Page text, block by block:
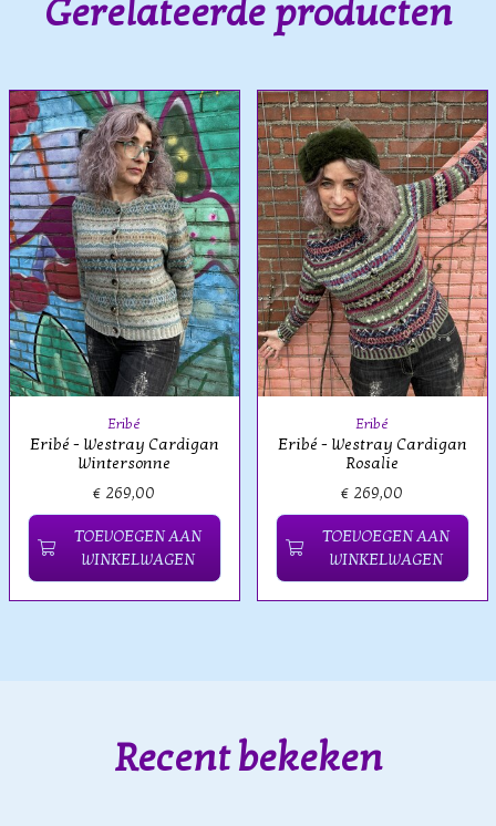
Gerelateerde producten
Eribé
Eribé - Westray Cardigan
Wintersonne
€ 269,00
TOEVOEGEN AAN
WINKELWAGEN
Eribé
Eribé - Westray Cardigan
Rosalie
€ 269,00
TOEVOEGEN AAN
WINKELWAGEN
Recent bekeken